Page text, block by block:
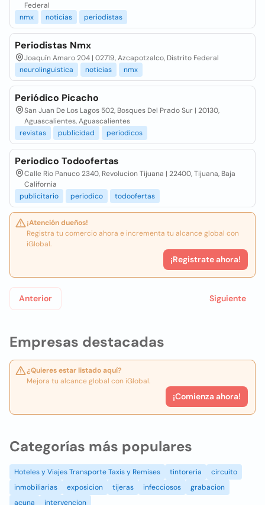
Empresas destacadas
¿Quieres estar listado aquí?
Mejora tu alcance global con iGlobal.
¡Comienza ahora!
Federal
nmx
noticias periodistas
Periodistas Nmx
Joaquín Amaro 204 | 02719, Azcapotzalco, Distrito Federal
neurolinguistica
noticias nmx
Periódico Picacho
San Juan De Los Lagos 502, Bosques Del Prado Sur | 20130,
Aguascalientes, Aguascalientes
revistas
publicidad periodicos
Periodico Todoofertas
Calle Rio Panuco 2340, Revolucion Tijuana | 22400, Tijuana, Baja
California
publicitario
periodico todoofertas
¡Atención dueños!
Registra tu comercio ahora e incrementa tu alcance global con
iGlobal.
¡Registrate ahora!
Anterior Siguiente
Categorías más populares
Hoteles y Viajes Transporte Taxis y Remises tintoreria
circuito
inmobiliarias
exposicion tijeras infecciosos
grabacion
acuna
intervencion